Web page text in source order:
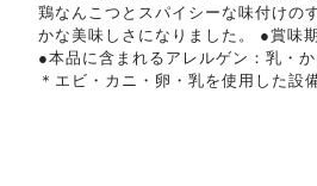
鶏なんこつとスパイシーな味付けの
かな美味しさになりました。 ●賞味
●本品に含まれるアレルゲン：乳・
＊エビ・カニ・卵・乳を使用した設